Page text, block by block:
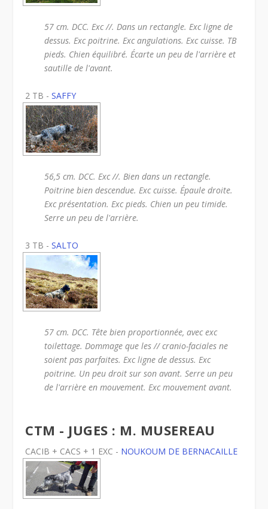
57 cm. DCC. Exc //. Dans un rectangle. Exc ligne de
dessus. Exc poitrine. Exc angulations. Exc cuisse. TB
pieds. Chien équilibré. Écarte un peu de l'arrière et
sautille de l'avant.
2 TB -SAFFY
56,5 cm. DCC. Exc //. Bien dans un rectangle.
Poitrine bien descendue. Exc cuisse. Épaule droite.
Exc présentation. Exc pieds. Chien un peu timide.
Serre un peu de l'arrière.
3 TB -SALTO
57 cm. DCC. Tête bien proportionnée, avec exc
toilettage. Dommage que les // cranio-faciales ne
soient pas parfaites. Exc ligne de dessus. Exc
poitrine. Un peu droit sur son avant. Serre un peu
de l'arrière en mouvement. Exc mouvement avant.
CTM - JUGES : M. MUSEREAU
CACIB + CACS + 1 EXC - NOUKOUM DE BERNACAILLE